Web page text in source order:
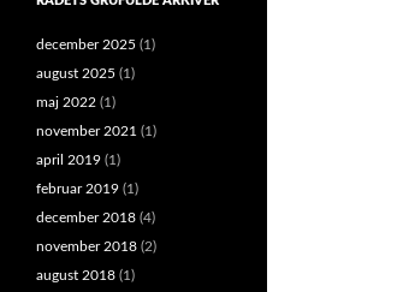
december 2025 (1)
august 2025 (1)
maj 2022 (1)
november 2021 (1)
april 2019 (1)
februar 2019 (1)
december 2018 (4)
november 2018 (2)
august 2018 (1)